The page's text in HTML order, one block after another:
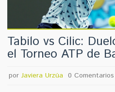
Tabilo vs Cilic:
el Torneo ATP de
por Javiera Urzúa 0 Comentarios